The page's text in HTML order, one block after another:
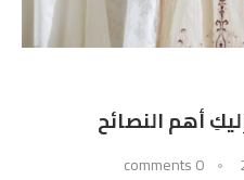
أهم النصائح
0 comments